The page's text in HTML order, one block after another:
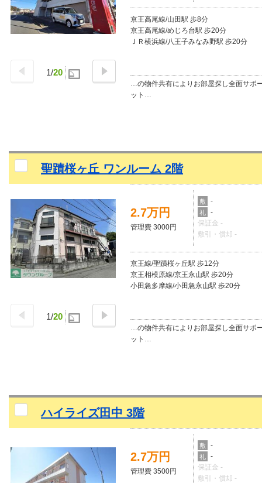
1/20
京王高尾線/山田駅 歩8分
京王高尾線/めじろ台駅 歩20分
ＪＲ横浜線/八王子みなみ野駅 歩20分
…の物件共有によりお部屋探し全面サポ
ット…
聖蹟桜ヶ丘 ワンルーム 2階
1/20
2.7万円
管理費 3000円
敷 -
礼
-
保証金 -
敷引・償却 -
京王線/聖蹟桜ヶ丘駅 歩12分
京王相模原線/京王永山駅 歩20分
小田急多摩線/小田急永山駅 歩20分
…の物件共有によりお部屋探し全面サポ
ット…
ハイライズ田中 3階
2.7万円
管理費 3500円
敷 -
礼
-
保証金 -
敷引・償却 -